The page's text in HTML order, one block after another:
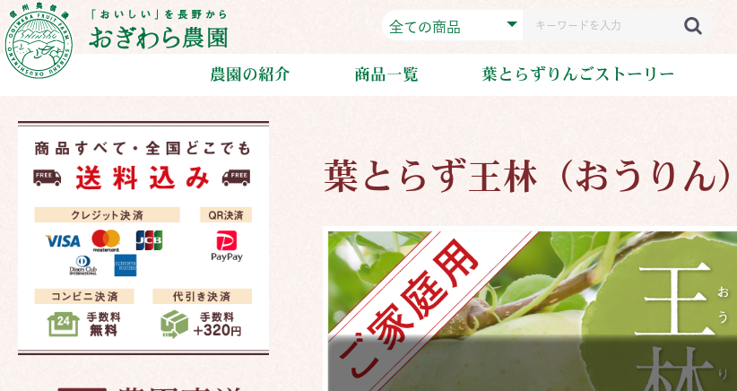
農園の紹介 商品一覧 葉とらずりんごストーリー
葉とらず王林（おうりん）